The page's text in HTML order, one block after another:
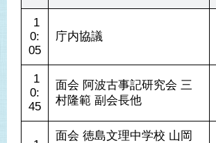
0:
05
庁内協議
0:
45
面会 阿波古事記研究会 三
村隆範 副会長他
面会 徳島文理中学校 山岡